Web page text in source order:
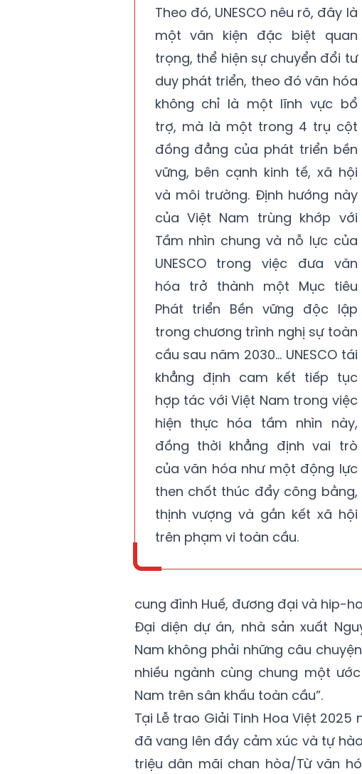
Theo đó, UNESCO nêu rõ, đây là
một văn kiện đặc biệt quan
trọng, thể hiện sự chuyển đổi tư
duy phát triển, theo đó văn hóa
không chỉ là một lĩnh vực bổ
trợ, mà là một trong 4 trụ cột
đồng đẳng của phát triển bền
vững, bên cạnh kinh tế, xã hội
và môi trường. Định hướng này
của Việt Nam trùng khớp với
Tầm nhìn chung và nỗ lực của
UNESCO trong việc đưa văn
hóa trở thành một Mục tiêu
Phát triển Bền vững độc lập
trong chương trình nghị sự toàn
cầu sau năm 2030… UNESCO tái
khẳng định cam kết tiếp tục
hợp tác với Việt Nam trong việc
hiện thực hóa tầm nhìn này,
đồng thời khẳng định vai trò
của văn hóa như một động lực
then chốt thúc đẩy công bằng,
thịnh vượng và gắn kết xã hội
trên phạm vi toàn cầu.
cung đình Huế, đương đại và hip-
Đại diện dự án, nhà sản xuất
Nam không phải những câu
nhiều ngành cùng chung một
Nam trên sân khấu toàn cầu”.
Tại Lễ trao Giải Tinh Hoa Việt 2025
đã vang lên đầy cảm xúc và tự
triệu dân mãi chan hòa/Từ văn